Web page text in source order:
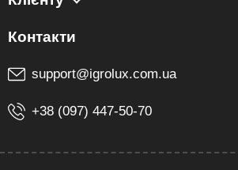
support@igrolux.com.ua
+38 (097) 447-50-70